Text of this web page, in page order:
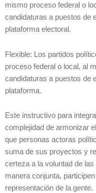
mismo proceso federal o
candidaturas a puestos de
plataforma electoral.
Flexible: Los partidos
proceso federal o local, al
candidaturas a puestos de
plataforma.
Este instructivo para
complejidad de armonizar
que personas actoras
suma de sus proyectos y
certeza a la voluntad de
manera conjunta,
representación de la gente.